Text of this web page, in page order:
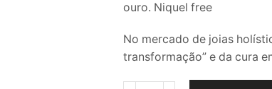
ouro. Niquel free
No mercado de joias
transformação” e da cura